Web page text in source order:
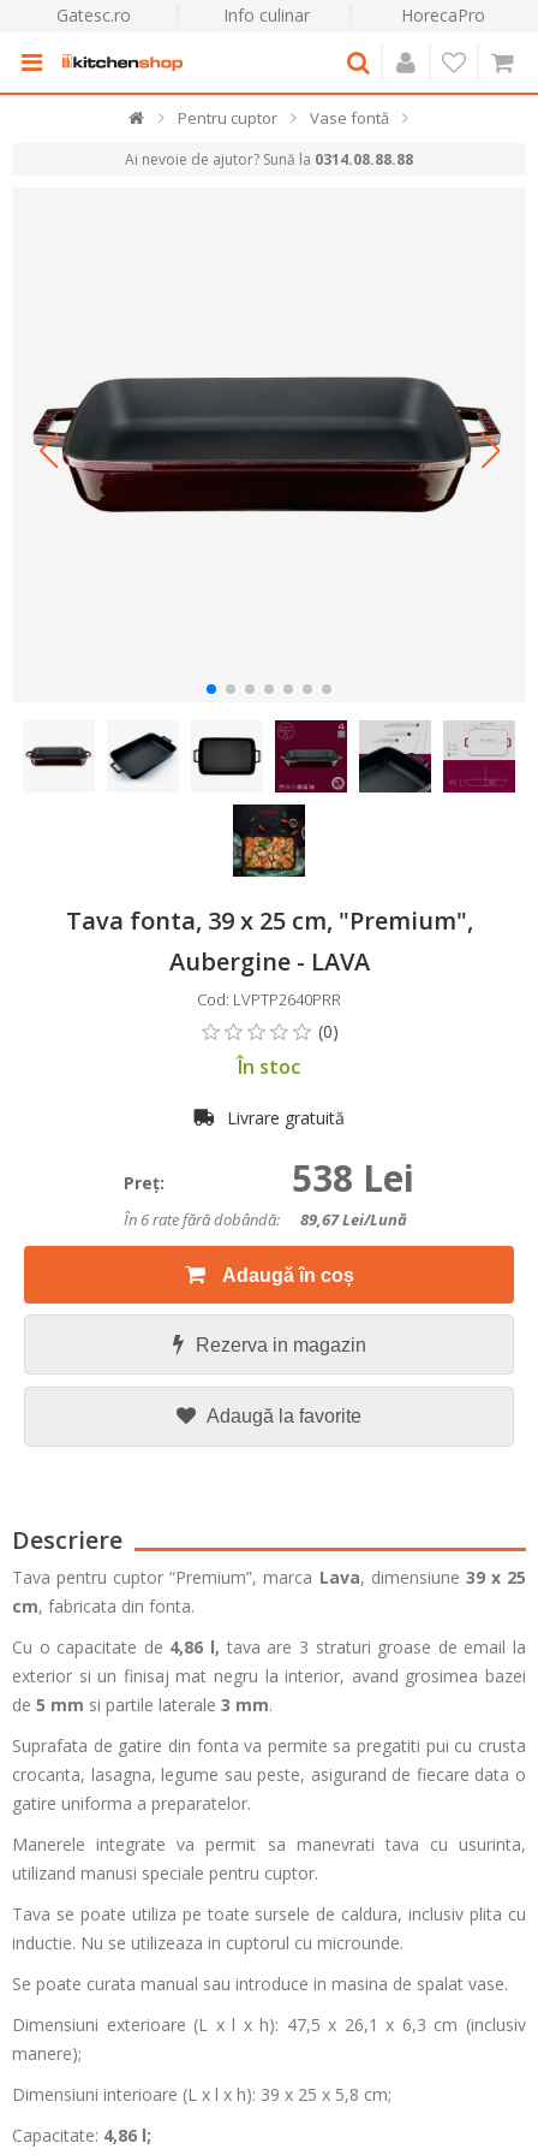
Gatesc.ro Info culinar HorecaPro
Pentru cuptor Vase fontă
Ai nevoie de ajutor? Sună la 0314.08.88.88
Tava fonta, 39 x 25 cm, "Premium",
Aubergine - LAVA
Cod: LVPTP2640PRR
În stoc
Livrare gratuită
Preţ: 538 Lei
În 6 rate fără dobândă: 89,67Lei/lună
Adaugă în coș
Rezerva in magazin
Adaugă la favorite
Descriere
Tava pentru cuptor “Premium”, marca Lava, dimensiune 39 x 25
cm, fabricata din fonta.
Cu o capacitate de 4,86 l, tava are 3 straturi groase de email la
exterior si un finisaj mat negru la interior, avand grosimea bazei
de 5 mm si partile laterale 3 mm.
Suprafata de gatire din fonta va permite sa pregatiti pui cu crusta
crocanta, lasagna, legume sau peste, asigurand de fiecare data o
gatire uniforma a preparatelor.
Manerele integrate va permit sa manevrati tava cu usurinta,
utilizand manusi speciale pentru cuptor.
Tava se poate utiliza pe toate sursele de caldura, inclusiv plita cu
inductie. Nu se utilizeaza in cuptorul cu microunde.
Se poate curata manual sau introduce in masina de spalat vase.
Dimensiuni exterioare (L x l x h): 47,5 x 26,1 x 6,3 cm (inclusiv
manere);
Dimensiuni interioare (L x l x h): 39 x 25 x 5,8 cm;
Capacitate: 4,86 l;